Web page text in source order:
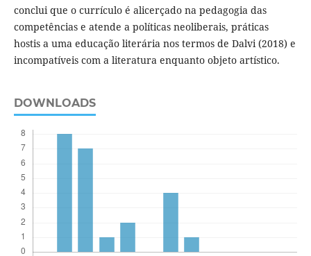
conclui que o currículo é alicerçado na pedagogia das
competências e atende a políticas neoliberais, práticas
hostis a uma educação literária nos termos de Dalvi (2018) e
incompatíveis com a literatura enquanto objeto artístico.
DOWNLOADS